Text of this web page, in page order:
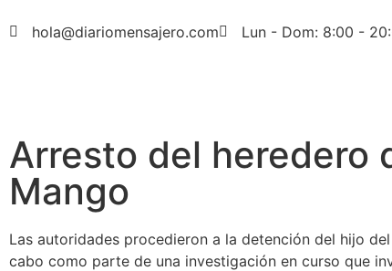
hola@diariomensajero.com Lun - Dom: 8:00 -
Arresto del heredero
Mango
Las autoridades procedieron a la detención del hijo
cabo como parte de una investigación en curso que